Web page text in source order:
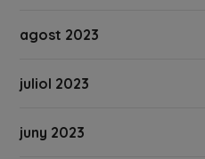
agost 2023
juliol 2023
juny 2023